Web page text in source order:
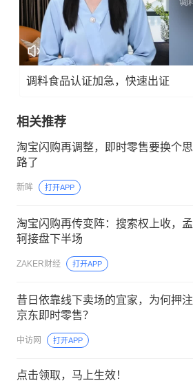
调料食品认证加急，快速出证
相关推荐
淘宝闪购再调整，即时零售要换个思
路了
新眸 打开APP
淘宝闪购再传变阵：搜索权上收，孟
轲接盘下半场
ZAKER财经 打开APP
昔日依靠线下卖场的宜家，为何押注
京东即时零售？
中访网 打开APP
点击领取，马上生效！